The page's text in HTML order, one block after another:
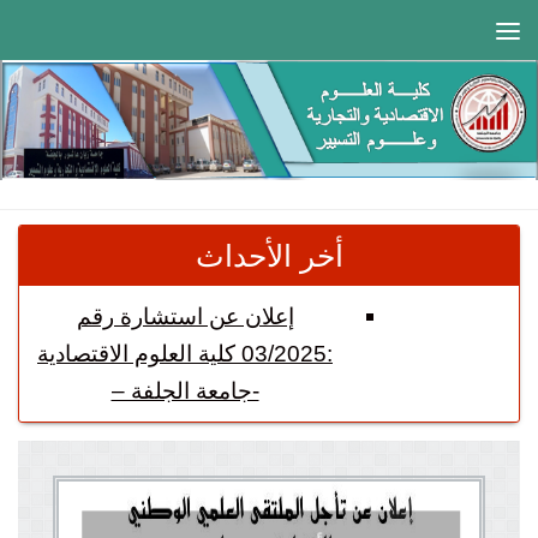
أخر الأحداث
نشاطات دار المقاولاتية بجامعة
الجلفة
بخصوص التسجيل في الطور
آجال التسجيل و ملف التسجيل.